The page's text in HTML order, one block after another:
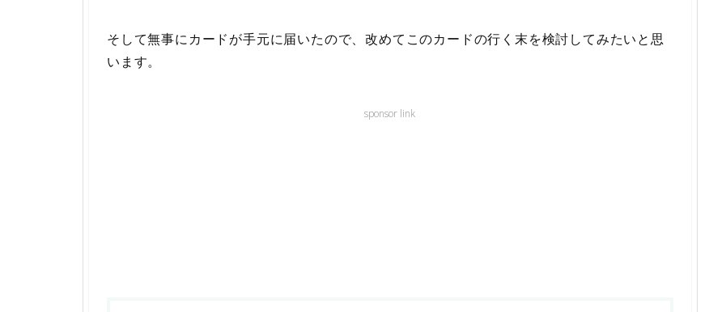
そして無事にカードが手元に届いたので、改めてこのカードの行く末を検討してみたいと思
います。
sponsor link